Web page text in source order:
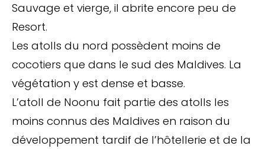
Sauvage et vierge, il abrite encore peu de
Resort.
Les atolls du nord possèdent moins de
cocotiers que dans le sud des Maldives. La
végétation y est dense et basse.
L’atoll de Noonu fait partie des atolls les
moins connus des Maldives en raison du
développement tardif de l’hôtellerie et de la